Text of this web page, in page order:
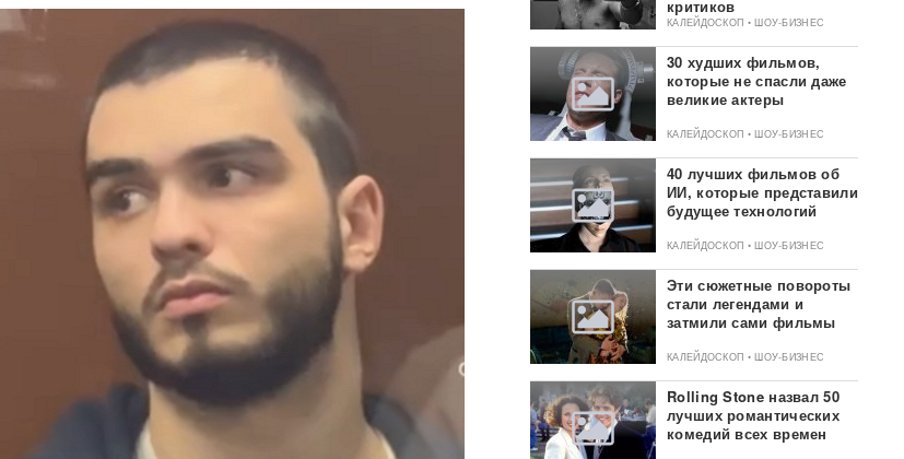
критиков
КАЛЕЙДОСКОП • ШОУ-БИЗНЕС
30 худших фильмов,
которые не спасли даже
великие актеры
КАЛЕЙДОСКОП • ШОУ-БИЗНЕС
40 лучших фильмов об
ИИ, которые представили
будущее технологий
КАЛЕЙДОСКОП • ШОУ-БИЗНЕС
Эти сюжетные повороты
стали легендами и
затмили сами фильмы
КАЛЕЙДОСКОП • ШОУ-БИЗНЕС
Rolling Stone назвал 50
лучших романтических
комедий всех времен